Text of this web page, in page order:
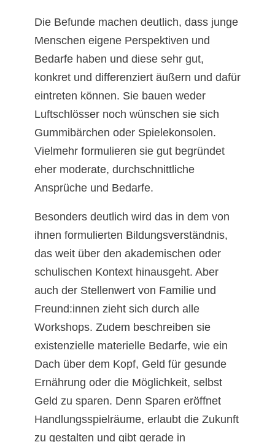
Die Befunde machen deutlich, dass junge
Menschen eigene Perspektiven und
Bedarfe haben und diese sehr gut,
konkret und differenziert äußern und dafür
eintreten können. Sie bauen weder
Luftschlösser noch wünschen sie sich
Gummibärchen oder Spielekonsolen.
Vielmehr formulieren sie gut begründet
eher moderate, durchschnittliche
Ansprüche und Bedarfe.
Besonders deutlich wird das in dem von
ihnen formulierten Bildungsverständnis,
das weit über den akademischen oder
schulischen Kontext hinausgeht. Aber
auch der Stellenwert von Familie und
Freund:innen zieht sich durch alle
Workshops. Zudem beschreiben sie
existenzielle materielle Bedarfe, wie ein
Dach über dem Kopf, Geld für gesunde
Ernährung oder die Möglichkeit, selbst
Geld zu sparen. Denn Sparen eröffnet
Handlungsspielräume, erlaubt die Zukunft
zu gestalten und gibt gerade in